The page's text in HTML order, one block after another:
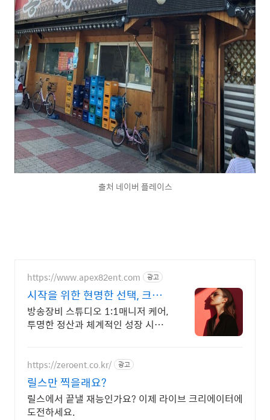
출처 네이버 플레이스
https://www.apex82ent.com 광고
시작을 위한 현명한 선택, 크리
에이터, BJ 상시 모집
방송장비 스튜디오 1:1매니저 케어,
투명한 정산과 체계적인 성장 시스
https://zeroent.co.kr/ 광고
릴스만 찍을래요?
릴스에서 끝낼 재능인가요? 이제 라이브 크리에이터에
도전하세요.